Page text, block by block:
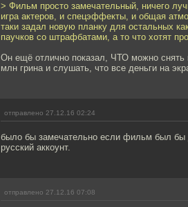
> Фильм просто замечательный, ничего
игра актеров, и спецэффекты, и общая
таки задал новую планку для остальных
паучков со штрафбатами, а то что хотят
Он ещё отлично показал, ЧТО можно снять
млн грина и слушать, что все деньги на
отправлено 27.12.16 02:24
было бы замечательно если фильм был бы
русский аккоунт.
отправлено 27.12.16 07:08